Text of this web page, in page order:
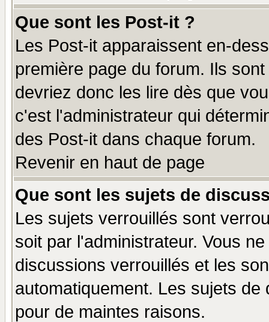
Que sont les Post-it ?
Les Post-it apparaissent en-
première page du forum. Ils
devriez donc les lire dès que
c'est l'administrateur qui
des Post-it dans chaque forum.
Revenir en haut de page
Que sont les sujets de
Les sujets verrouillés sont
soit par l'administrateur. Vous
discussions verrouillés et les
automatiquement. Les sujets
pour de maintes raisons.